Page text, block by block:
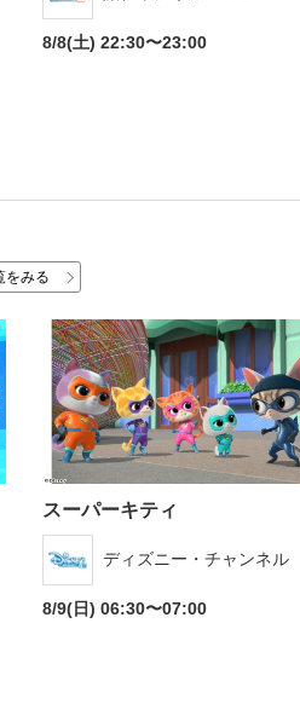
8/8(土) 22:30〜23:00
をみる
スーパーキティ
ディズニー・チャンネル
8/9(日) 06:30〜07:00